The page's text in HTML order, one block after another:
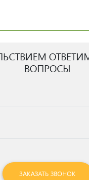
ВОПРОСЫ
ЗАКАЗАТЬ ЗВОНОК